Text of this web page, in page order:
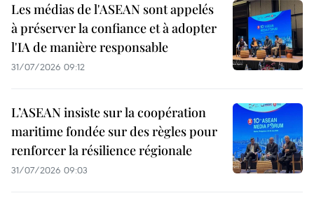
Les médias de l'ASEAN sont appelés
à préserver la confiance et à adopter
l'IA de manière responsable
31/07/2026 09:12
L’ASEAN insiste sur la coopération
maritime fondée sur des règles pour
renforcer la résilience régionale
31/07/2026 09:03